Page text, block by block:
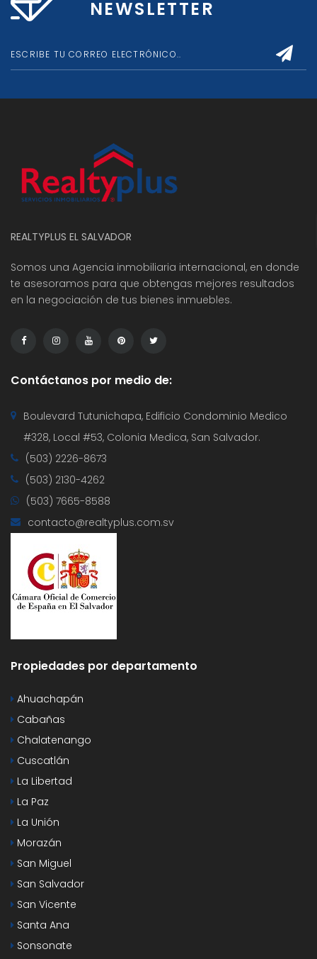
NEWSLETTER
REALTYPLUS EL SALVADOR
Somos una Agencia inmobiliaria internacional, en donde
te asesoramos para que obtengas mejores resultados
en la negociación de tus bienes inmuebles.
Contáctanos por medio de:
Boulevard Tutunichapa, Edificio Condominio Medico
#328, Local #53, Colonia Medica, San Salvador.
(503) 2226-8673
(503) 2130-4262
(503) 7665-8588
contacto@realtyplus.com.sv
Propiedades por departamento
Ahuachapán
Cabañas
Chalatenango
Cuscatlán
La Libertad
La Paz
La Unión
Morazán
San Miguel
San Salvador
San Vicente
Santa Ana
Sonsonate